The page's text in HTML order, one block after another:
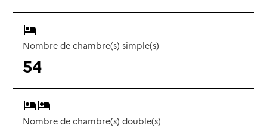
Nombre de chambre(s) simple(s)
54
Nombre de chambre(s) double(s)